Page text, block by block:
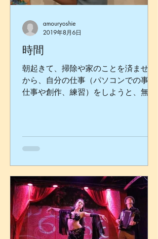
時間
朝起きて、掃除や家のことを済ませて
から、自分の仕事（パソコンでの事務
仕事や創作、練習）をしようと、無心
時間半が過ぎている。 えっ！ もうそ
ろそろお昼じゃないですか… ...
amouryoshie
2019年8月6日